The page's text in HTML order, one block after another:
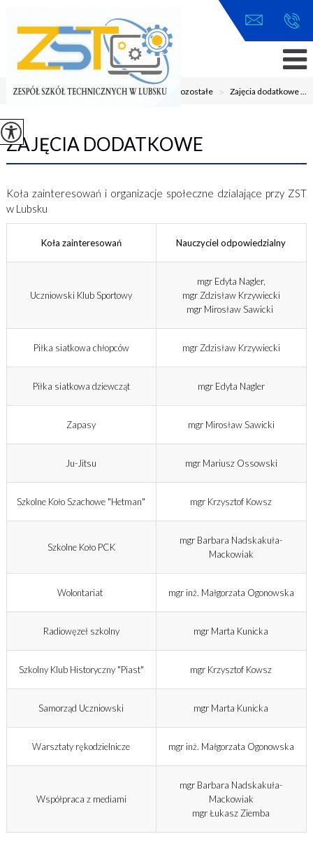
Jesteś tutaj:Home > Uczeń > Pozostałe > Zajęcia dodatkowe ...
ZAJĘCIA DODATKOWE
Koła zainteresowań i organizacje społeczne dzialające przy ZST
w Lubsku
Koła zainteresowań Nauczyciel odpowiedzialny
Uczniowski Klub Sportowy
mgr Edyta Nagler,
mgr Zdzisław Krzywiecki
mgr Mirosław Sawicki
Piłka siatkowa chłopców mgr Zdzisław Krzywiecki
Piłka siatkowa dziewcząt mgr Edyta Nagler
Zapasy mgr Mirosław Sawicki
Ju-Jitsu mgr Mariusz Ossowski
Szkolne Koło Szachowe "Hetman" mgr Krzysztof Kowsz
Szkolne Koło PCK
mgr Barbara Nadskakuła-
Mackowiak
Wolontariat mgr inż. Małgorzata Ogonowska
Radiowęzeł szkolny mgr Marta Kunicka
Szkolny Klub Historyczny "Piast" mgr Krzysztof Kowsz
Samorząd Uczniowski mgr Marta Kunicka
Warsztaty rękodzielnicze mgr inż. Małgorzata Ogonowska
Współpraca z mediami
mgr Barbara Nadskakuła-
Mackowiak
mgr Łukasz Ziemba